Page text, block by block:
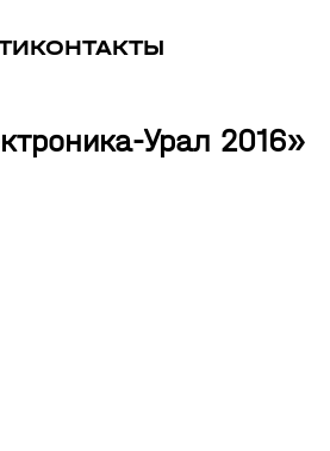
КОНТАКТЫ
Урал 2016»